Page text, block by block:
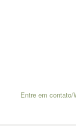
Entre em contato/